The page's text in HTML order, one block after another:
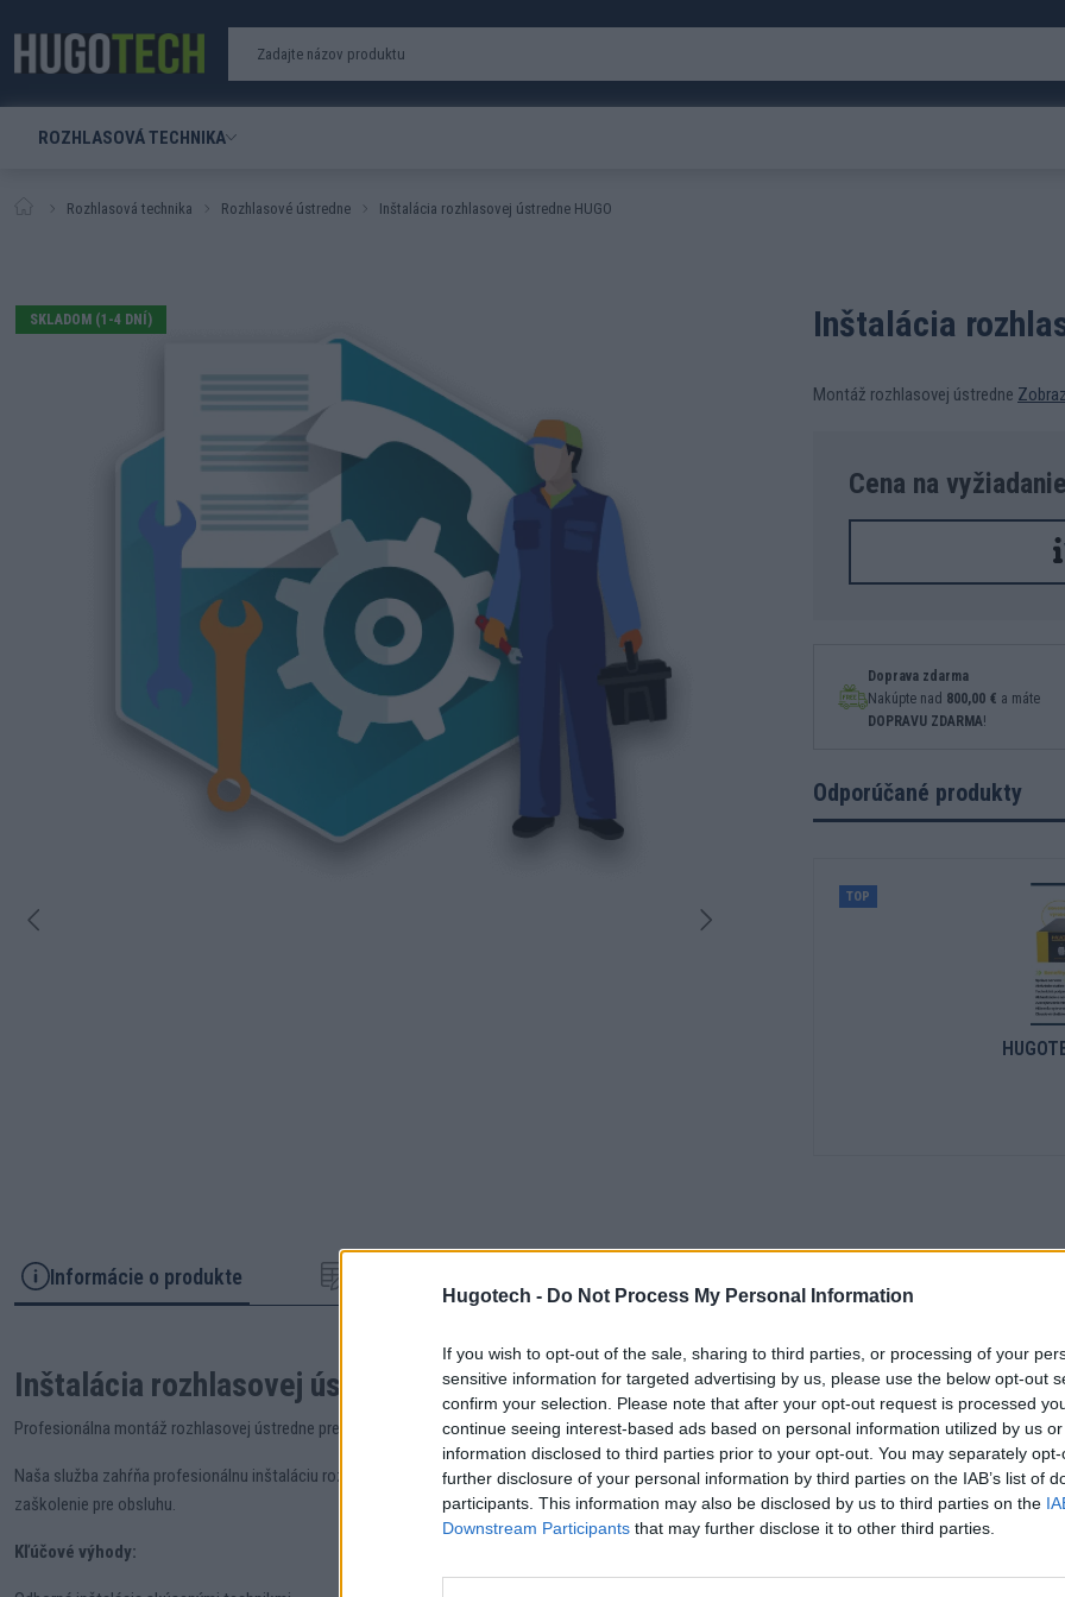
Hugotech - Do Not Process My Personal Information
If you wish to opt-out of the sale, sharing to third parties, or processing of your
sensitive information for targeted advertising by us, please use the below opt-out
confirm your selection. Please note that after your opt-out request is processed
continue seeing interest-based ads based on personal information utilized by us
information disclosed to third parties prior to your opt-out. You may separately
further disclosure of your personal information by third parties on the IAB’s list of
participants. This information may also be disclosed by us to third parties on the
Downstream Participants that may further disclose it to other third parties.
ROZHLASOVÁ TECHNIKA
Rozhlasová technika Rozhlasové ústredne Inštalácia rozhlasovej ústredne HUGO
SKLADOM (1-4 DNÍ) Inštalácia
Montáž rozhlasovej ústredne
Cena na
Doprava zdarma
Nakúpte nad 800,00 € a máte
DOPRAVU ZDARMA!
Odporúčané produkty
TOP
Informácie o produkte
Inštalácia rozhlasovej ústredne
Profesionálna montáž rozhlasovej ústredne pre obce, mestá a podniky. Zabezpečíme kompletné pripojenie a správne nastavenie systému pre
Naša služba zahŕňa profesionálnu inštaláciu rozhlasovej ústredneHugo. Po zakúpení ústredne sa postaráme o odbornú montáž, čo zahŕňa pripojenie
zaškolenie pre obsluhu.
Kľúčové výhody: